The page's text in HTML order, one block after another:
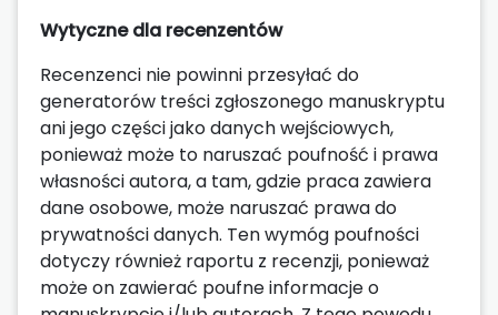
Wytyczne dla recenzentów
Recenzenci nie powinni przesyłać do
generatorów treści zgłoszonego manuskryptu
ani jego części jako danych wejściowych,
ponieważ może to naruszać poufność i prawa
własności autora, a tam, gdzie praca zawiera
dane osobowe, może naruszać prawa do
prywatności danych. Ten wymóg poufności
dotyczy również raportu z recenzji, ponieważ
może on zawierać poufne informacje o